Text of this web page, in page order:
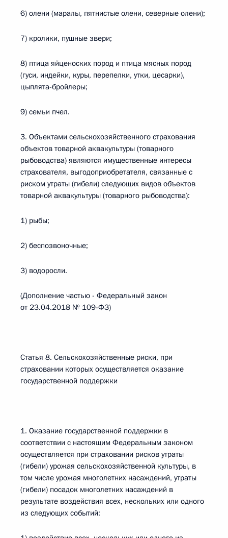
6) олени (маралы, пятнистые олени, северные олени);
7) кролики, пушные звери;
8) птица яйценоских пород и птица мясных пород
(гуси, индейки, куры, перепелки, утки, цесарки),
цыплята-бройлеры;
9) семьи пчел.
3. Объектами сельскохозяйственного страхования
объектов товарной аквакультуры (товарного
рыбоводства) являются имущественные интересы
страхователя, выгодоприобретателя, связанные с
риском утраты (гибели) следующих видов объектов
товарной аквакультуры (товарного рыбоводства):
1) рыбы;
2) беспозвоночные;
3) водоросли.
(Дополнение частью - Федеральный закон
от 23.04.2018 № 109-ФЗ)
Статья 8. Сельскохозяйственные риски, при
страховании которых осуществляется оказание
государственной поддержки
1. Оказание государственной поддержки в
соответствии с настоящим Федеральным законом
осуществляется при страховании рисков утраты
(гибели) урожая сельскохозяйственной культуры, в
том числе урожая многолетних насаждений, утраты
(гибели) посадок многолетних насаждений в
результате воздействия всех, нескольких или одного
из следующих событий: